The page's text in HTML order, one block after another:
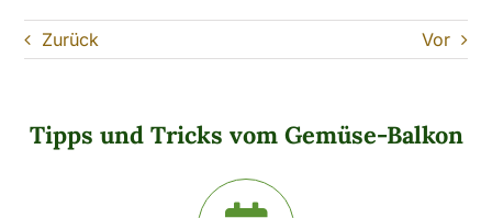
Zurück Vor
Tipps und Tricks vom Gemüse-Balkon